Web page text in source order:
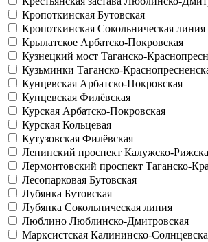
Кропоткинская Бутовская
Кропоткинская Сокольническая линия
Крылатское Арбатско-Покровская
Кузнецкий мост Таганско-
Кузьминки Таганско-
Кунцевская Арбатско-Покровская
Кунцевская Филёвская
Курская Арбатско-Покровская
Курская Кольцевая
Кутузовская Филёвская
Ленинский проспект Калужско-
Лермонтовский проспект Таганско-
Лесопарковая Бутовская
Лубянка Бутовская
Лубянка Сокольническая линия
Люблино Люблинско-Дмитровская
Марксистская Калининско-